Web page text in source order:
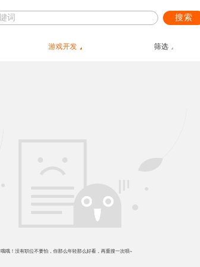
搜索
游戏开发 筛选
哦哦！没有职位不要怕，你那么年轻那么好看，再重搜一次呗~